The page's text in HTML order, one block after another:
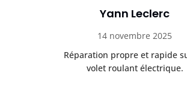
Yann Leclerc
14 novembre 2025
Réparation propre et rapide
volet roulant électrique.